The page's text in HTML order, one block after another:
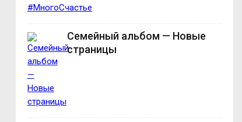
Семейный альбом — Новые
страницы